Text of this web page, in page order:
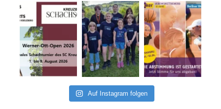
Auf Instagram folgen